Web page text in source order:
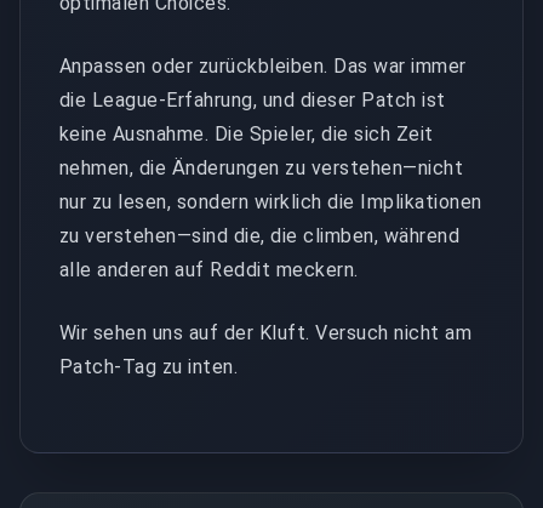
Anpassen oder zurückbleiben. Das war immer
die League-Erfahrung, und dieser Patch ist
keine Ausnahme. Die Spieler, die sich Zeit
nehmen, die Änderungen zu verstehen—nicht
nur zu lesen, sondern wirklich die Implikationen
zu verstehen—sind die, die climben, während
alle anderen auf Reddit meckern.
Wir sehen uns auf der Kluft. Versuch nicht am
Patch-Tag zu inten.